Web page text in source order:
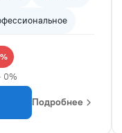
0%
Подробнее